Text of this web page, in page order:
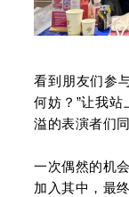
看到朋友们参
何妨？”让我
溢的表演者们
一次偶然的机
加入其中，最